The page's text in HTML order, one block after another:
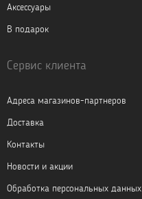
Аксессуары
В подарок
Сервис клиента
Адреса магазинов-партнеров
Доставка
Контакты
Новости и акции
Обработка персональных данных